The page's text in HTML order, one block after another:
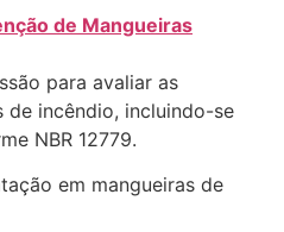
de Mangueiras
para avaliar as
de incêndio, incluindo-se
NBR 12779.
em mangueiras de